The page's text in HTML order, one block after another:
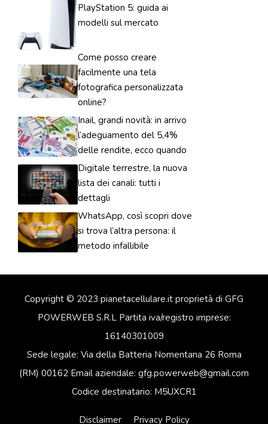
PlayStation 5: guida ai
modelli sul mercato
Come posso creare
facilmente una tela
fotografica personalizzata
online?
Inail, grandi novità: in arrivo
l’adeguamento del 5,4%
delle rendite, ecco quando
Digitale terrestre, la nuova
lista dei canali: tutti i
dettagli
WhatsApp, così scopri dove
si trova l’altra persona: il
metodo infallibile
Copyright © 2023 pianetacellulare.it proprietà di GFG
POWERWEB S.R.L Partita iva/registro imprese:
16140301009
Sede legale: Via della Batteria Nomentana 26 Roma
(RM) 00162 Email aziendale: gfg.powerweb@gmail.com
Codice destinatario: M5UXCR1
Disclaimer Privacy Policy